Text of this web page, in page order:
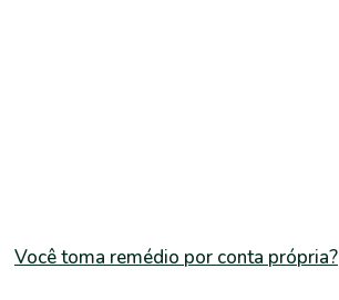
Você toma remédio por conta própria?